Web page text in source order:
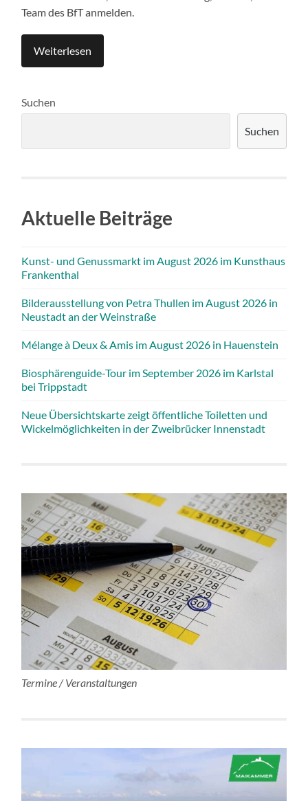
Team des BfT anmelden.
Weiterlesen
Suchen
Suchen
Aktuelle Beiträge
Kunst- und Genussmarkt im August 2026 im Kunsthaus
Frankenthal
Bilderausstellung von Petra Thullen im August 2026 in
Neustadt an der Weinstraße
Mélange à Deux & Amis im August 2026 in Hauenstein
Biosphärenguide-Tour im September 2026 im Karlstal
bei Trippstadt
Neue Übersichtskarte zeigt öffentliche Toiletten und
Wickelmöglichkeiten in der Zweibrücker Innenstadt
Termine / Veranstaltungen